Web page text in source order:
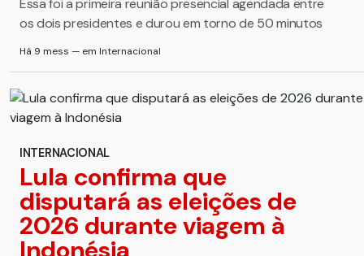
Essa foi a primeira reunião presencial agendada entre
os dois presidentes e durou em torno de 50 minutos
Há 9 mess — em Internacional
INTERNACIONAL
Lula confirma que
disputará as eleições de
2026 durante viagem à